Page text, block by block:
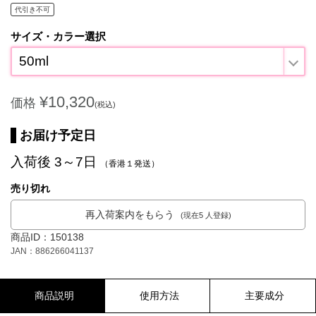
代引き不可
サイズ・カラー選択
50ml
価格 ¥10,320(税込)
お届け予定日
入荷後 3～7日 （香港１発送）
売り切れ
再入荷案内をもらう (現在5 人登録)
商品ID：150138
JAN：886266041137
商品説明 使用方法 主要成分